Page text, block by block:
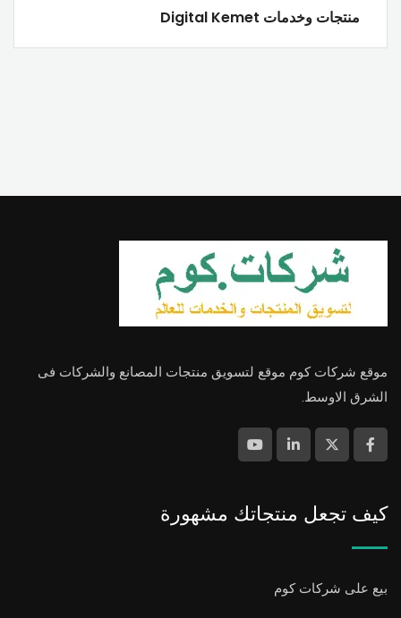
منتجات وخدمات Digital Kemet
موقع شركات كوم موقع لتسويق منتجات المصانع والشركات فى
الشرق الاوسط.
كيف تجعل منتجاتك مشهورة
بيع على شركات كوم